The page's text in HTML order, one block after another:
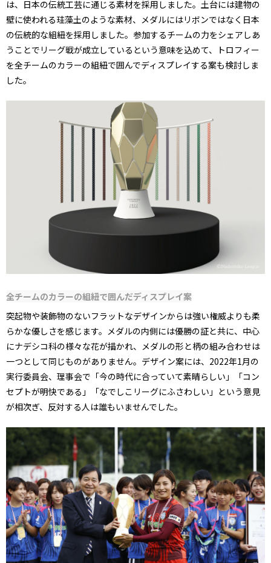
は、日本の伝統工芸に通じる素材を採用しました。土台には建物の
壁に使われる珪藻土のような素材、メダルにはリボンではなく日本
の伝統的な組紐を採用しました。参加するチームの力をシェアしあ
うことでリーグ戦が成立しているという意味を込めて、トロフィー
を全チームのカラーの組紐で囲んでディスプレイする案も検討しま
した。
全チームのカラーの組紐で囲んだディスプレイ案
突起物や装飾物のないフラットなデザインからは強い権威よりも柔
らかな優しさを感じます。メダルの内側には優勝の証と共に、中心
にナデシコ科の様々な花が描かれ、メダルの形と柄の組み合わせは
一つとして同じものがありません。デザイン案には、2022年1月の
実行委員会、理事会で「今の時代に合っていて素晴らしい」「コン
セプトが明快である」「なでしこリーグにふさわしい」という意見
が相次ぎ、反対する人は誰もいませんでした。